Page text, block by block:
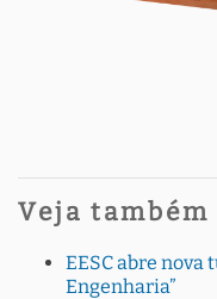
Veja também
EESC abre nova
Engenharia”